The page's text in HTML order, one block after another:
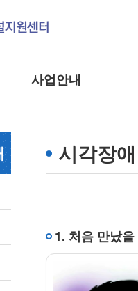
사업안내
모니터링 사업
연구 및 제도개선사업
기타 외부 용역 사업
시각장
1. 처음 만났을